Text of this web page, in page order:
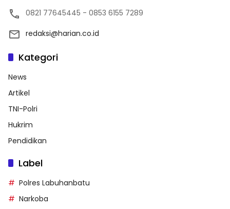
0821 77645445 - 0853 6155 7289
redaksi@harian.co.id
Kategori
News
Artikel
TNI-Polri
Hukrim
Pendidikan
Label
Polres Labuhanbatu
Narkoba